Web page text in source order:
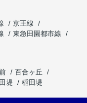
京王線
東急田園都市線
百合ヶ丘
堤 稲田堤